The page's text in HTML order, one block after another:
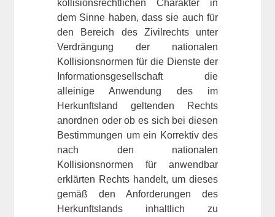
kollisionsrechtlichen Charakter in
dem Sinne haben, dass sie auch für
den Bereich des Zivilrechts unter
Verdrängung der nationalen
Kollisionsnormen für die Dienste der
Informationsgesellschaft die
alleinige Anwendung des im
Herkunftsland geltenden Rechts
anordnen oder ob es sich bei diesen
Bestimmungen um ein Korrektiv des
nach den nationalen
Kollisionsnormen für anwendbar
erklärten Rechts handelt, um dieses
gemäß den Anforderungen des
Herkunftslands inhaltlich zu